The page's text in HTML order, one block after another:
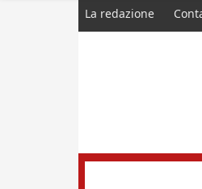
La redazione